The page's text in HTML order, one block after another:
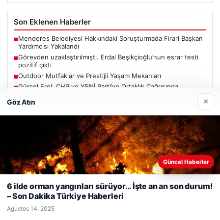
Son Eklenen Haberler
■Menderes Belediyesi Hakkındaki Soruşturmada Firari Başkan
Yardımcısı Yakalandı
■Görevden uzaklaştırılmıştı. Erdal Beşikçioğlu’nun esrar testi
pozitif çıktı
■Outdoor Mutfaklar ve Prestijli Yaşam Mekanları
■Gürsel Erol, CHP ve YENİ Parti’ye Ortaklık Çağrısında
Bulundu: “Birliktelik Seçim İttifakı veya Tam Birleşme Şeklinde
Olabilir”
■Bugün hangi maçlar var? 02 Ağustos Pazar 2026 günün maç
programı, saatleri ve kanalları
Güncel
Ağustos 5, 2026
Web sitemizi nasıl kullandığınızı daha iyi anlayabilmek,
kullanıyoruz.Çerez Politikamız
Kabul Et
Göz Atın ×
Güncel Haberler
6 ilde orman yangınları sürüyor… İşte an an son durum!
– Son Dakika Türkiye Haberleri
Ağustos 14, 2025